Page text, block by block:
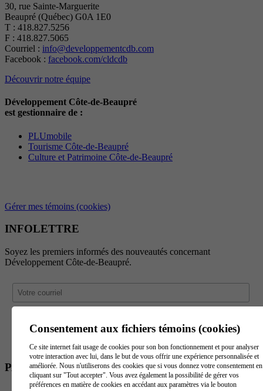
30, rue Sainte-Marguerite
Beaupré (Québec) G0A 1E0
T : 418.827.5256
F : 418.827.5065
Courriel : info@developpementcdb.com
Facebook : facebook.com/cldcdb
Découvrir notre équipe
Développement Côte-de-Beaupré
est gestionnaire de :
PLUmobile
Tourisme Côte-de-Beaupré
Culture et Patrimoine Côte-de-Beaupré
Gérer mes témoins (cookies)
INFOLETTRE
Soyez les premiers informés des nouveautés concernant
Développement Côte-de-Beaupré.
PARTENAIRES
Consentement aux fichiers témoins (cookies)
Ce site internet fait usage de cookies pour son bon fonctionnement et pour analyser
votre interaction avec lui, dans le but de vous offrir une expérience personnalisée et
améliorée. Nous n'utiliserons des cookies que si vous donnez votre consentement en
cliquant sur "Tout accepter". Vous avez également la possibilité de gérer vos
préférences en matière de cookies en accédant aux paramètres via le bouton